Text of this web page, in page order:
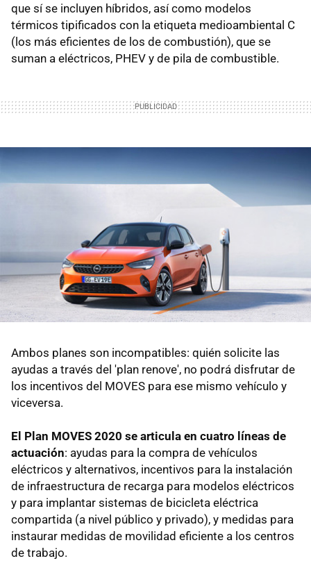
que sí se incluyen híbridos, así como modelos
térmicos tipificados con la etiqueta medioambiental C
(los más eficientes de los de combustión), que se
suman a eléctricos, PHEV y de pila de combustible.
Ambos planes son incompatibles: quién solicite las
ayudas a través del 'plan renove', no podrá disfrutar de
los incentivos del MOVES para ese mismo vehículo y
viceversa.
El Plan MOVES 2020 se articula en cuatro líneas de
actuación: ayudas para la compra de vehículos
eléctricos y alternativos, incentivos para la instalación
de infraestructura de recarga para modelos eléctricos
y para implantar sistemas de bicicleta eléctrica
compartida (a nivel público y privado), y medidas para
instaurar medidas de movilidad eficiente a los centros
de trabajo.